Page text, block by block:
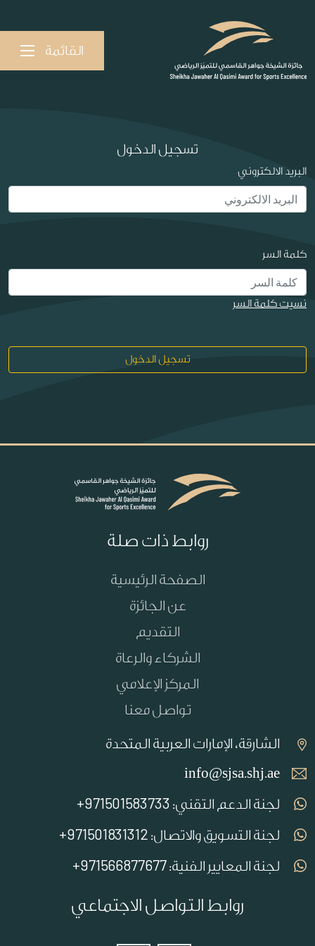
القائمة
تسجيل الدخول
البريد الالكتروني
كلمة السر
نسيت كلمة السر
تسجيل الدخول
روابط ذات صلة
الصفحة الرئيسية
عن الجائزة
التقديم
الشركاء والرعاة
المركز الإعلامي
تواصل معنا
الشارقة، الإمارات العربية المتحدة
info@sjsa.shj.ae
لجنة الدعم التقني: 971501583733+
لجنة التسويق والاتصال: 971501831312+
لجنة المعايير الفنية:971566877677+
روابط التواصل الاجتماعي